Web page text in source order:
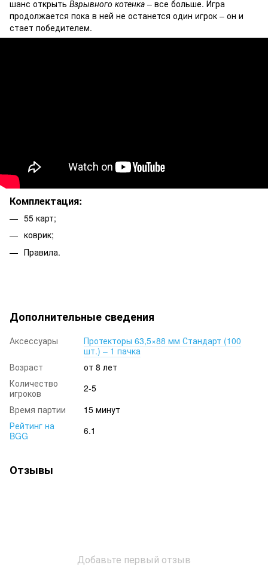
шанс открыть Взрывного котенка – все больше. Игра
продолжается пока в ней не останется один игрок – он и
стает победителем.
Комплектация:
55 карт;
коврик;
Правила.
Дополнительные сведения
Аксессуары
Протекторы 63,5×88 мм Стандарт (100
шт.) – 1 пачка
Возраст
от 8 лет
Количество
игроков
2-5
Время партии
15 минут
Рейтинг на
BGG
6.1
Отзывы
Добавьте первый отзыв